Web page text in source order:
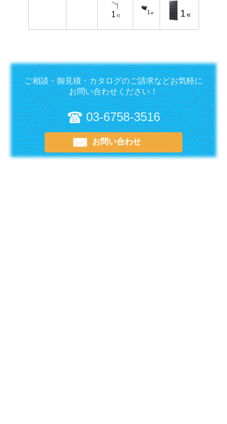
ご相談・御見積・カタログのご請求などお気軽に
お問い合わせください！
03-6758-3516
お問い合わせ